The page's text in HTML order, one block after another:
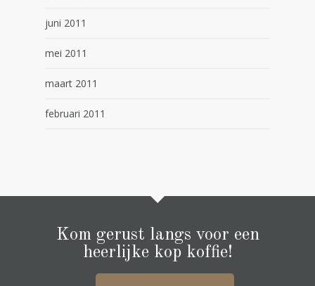
juni 2011
mei 2011
maart 2011
februari 2011
Kom gerust langs voor een
heerlijke kop koffie!